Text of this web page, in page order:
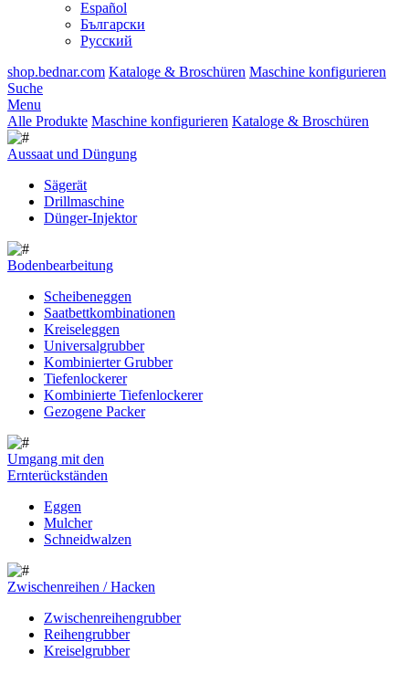
Español
Български
Русский
shop.bednar.com Kataloge & Broschüren Maschine konfigurieren
Suche
Menu
Alle Produkte Maschine konfigurieren Kataloge & Broschüren
Aussaat und Düngung
Sägerät
Drillmaschine
Dünger-Injektor
Bodenbearbeitung
Scheibeneggen
Saatbettkombinationen
Kreiseleggen
Universalgrubber
Kombinierter Grubber
Tiefenlockerer
Kombinierte Tiefenlockerer
Gezogene Packer
Umgang mit den
Ernterückständen
Eggen
Mulcher
Schneidwalzen
Zwischenreihen / Hacken
Zwischenreihengrubber
Reihengrubber
Kreiselgrubber